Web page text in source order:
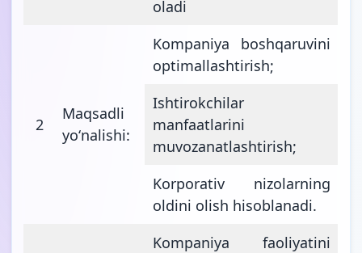
oladi
2
Maqsadli
yoʻnalishi:
Kompaniya boshqaruvini
optimallashtirish;
Ishtirokchilar
manfaatlarini
muvozanatlashtirish;
Korporativ nizolarning
oldini olish hisoblanadi.
Kompaniya faoliyatini